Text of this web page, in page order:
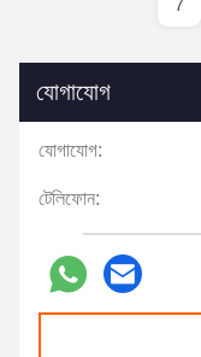
7
যোগাযোগ
যোগাযোগ:
টেলিফোন: